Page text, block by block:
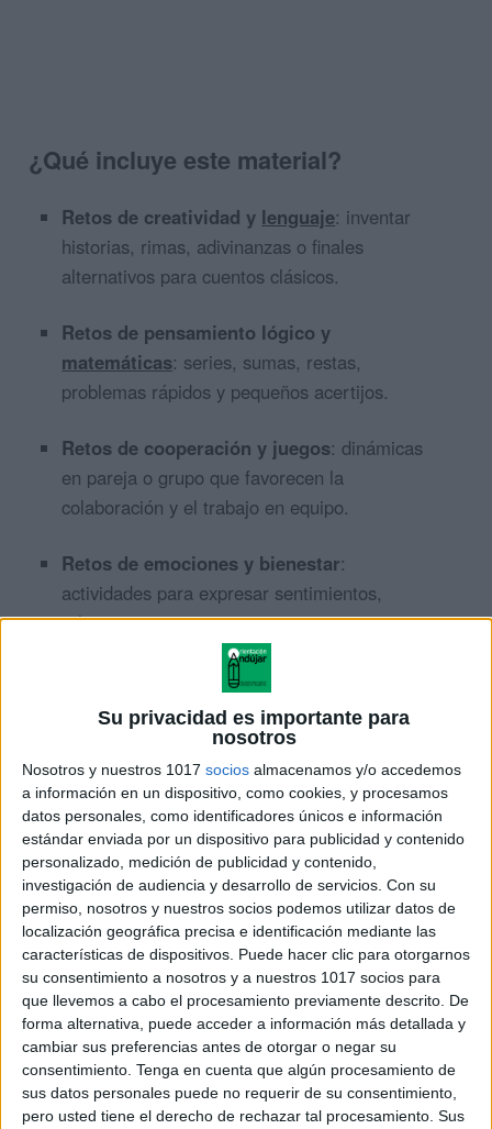
Su privacidad es importante para
nosotros
Nosotros y nuestros 1017 socios almacenamos y/o accedemos
a información en un dispositivo, como cookies, y procesamos
datos personales, como identificadores únicos e información
estándar enviada por un dispositivo para publicidad y contenido
personalizado, medición de publicidad y contenido,
investigación de audiencia y desarrollo de servicios. Con su
permiso, nosotros y nuestros socios podemos utilizar datos de
localización geográfica precisa e identificación mediante las
características de dispositivos. Puede hacer clic para otorgarnos
su consentimiento a nosotros y a nuestros 1017 socios para
que llevemos a cabo el procesamiento previamente descrito. De
forma alternativa, puede acceder a información más detallada y
cambiar sus preferencias antes de otorgar o negar su
consentimiento. Tenga en cuenta que algún procesamiento de
sus datos personales puede no requerir de su consentimiento,
pero usted tiene el derecho de rechazar tal procesamiento. Sus
¿Qué incluye este material?
Retos de creatividad y lenguaje: inventar
historias, rimas, adivinanzas o finales
alternativos para cuentos clásicos.
Retos de pensamiento lógico y
matemáticas: series, sumas, restas,
problemas rápidos y pequeños acertijos.
Retos de cooperación y juegos: dinámicas
en pareja o grupo que favorecen la
colaboración y el trabajo en equipo.
Retos de emociones y bienestar:
actividades para expresar sentimientos,
relajarse y compartir experiencias positivas.
Retos varios divertidos: juegos breves para
moverse, reír y empezar la clase con
Cómo utilizar este material
Puedes comenzar la jornada o cualquier sesión con
estos retos, dedicando apenas unos minutos. Los
alumnos desarrollan su creatividad, atención y
memoria , además de mejorar el clima del aula
gracias a la cooperación y la expresión emocional.
Son ideales como rutinas de inicio o como transición
entre actividades.
👉 Descarga este recurso directamente desde
nuestro blog:Mi blog educativo